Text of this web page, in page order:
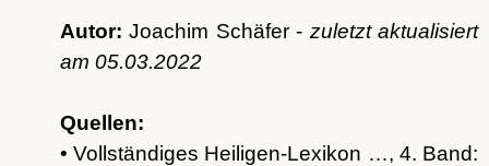
Autor: Joachim Schäfer - zuletzt aktualisiert
am 05.03.2022
Quellen:
• Vollständiges Heiligen-Lexikon …, 4. Band: